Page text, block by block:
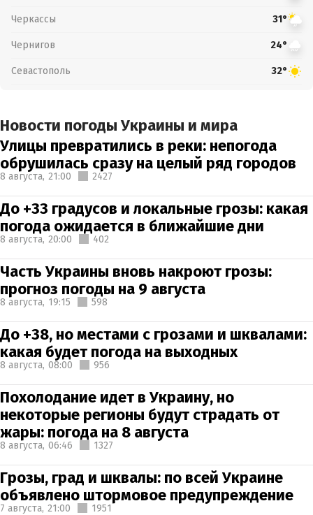
Черкассы 31°
Чернигов 24°
Севастополь 32°
Новости погоды Украины и мира
Улицы превратились в реки: непогода
обрушилась сразу на целый ряд городов
8 августа, 21:00 2427
До +33 градусов и локальные грозы: какая
погода ожидается в ближайшие дни
8 августа, 20:00 402
Часть Украины вновь накроют грозы:
прогноз погоды на 9 августа
8 августа, 19:15 598
До +38, но местами с грозами и шквалами:
какая будет погода на выходных
8 августа, 08:00 956
Похолодание идет в Украину, но
некоторые регионы будут страдать от
жары: погода на 8 августа
8 августа, 06:46 1327
Грозы, град и шквалы: по всей Украине
объявлено штормовое предупреждение
7 августа, 21:00 1951